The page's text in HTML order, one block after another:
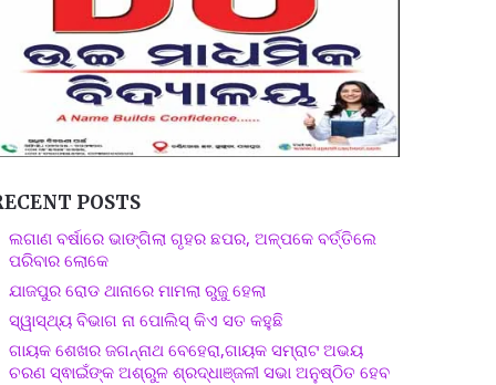
POSTS
ଲଗାଣ ବର୍ଷାରେ ଭାଙ୍ଗିଲା ଗୃହର ଛପର, ଅଳ୍ପକେ ବର୍ତ୍ତିଲେ
ପରିବାର ଲୋକେ
ଯାଜପୁର ରୋଡ ଥାନାରେ ମାମଲା ରୁଜୁ ହେଲା
ସ୍ୱାସ୍ଥ୍ୟ ବିଭାଗ ନା ପୋଲିସ୍ କିଏ ସତ କହୁଛି
ଗାୟକ ଶେଖର ଜଗନ୍ନାଥ ବେହେରା,ଗାୟକ ସମ୍ରାଟ ଅଭୟ
ଚରଣ ସ୍ଵାଇଁଙ୍କ ଅଶ୍ରୁଳ ଶ୍ରଦ୍ଧାଞ୍ଜଳୀ ସଭା ଅନୁଷ୍ଠିତ ହେବ